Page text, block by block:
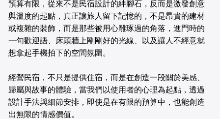
預算有限，從來不是民宿設計的絆腳石，反而是激發創意
與溫度的起點，真正讓旅人留下記憶的，不是昂貴的建材
或複雜的裝飾，而是那些被用心雕琢過的角落，進門時的
一句歡迎語、床頭牆上剛剛好的光線、以及讓人不經意就
想拿起手機拍下的空間氛圍。
經營民宿，不只是提供住宿，而是在創造一段關於美感、
歸屬與故事的體驗，當我們以使用者的心理為起點，透過
設計手法與細節安排，即使是在有限的預算中，也能創造
出無限的情感價值。